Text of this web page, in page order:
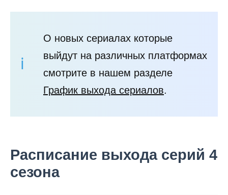
О новых сериалах которые
выйдут на различных платформах
смотрите в нашем разделе
График выхода сериалов.
Расписание выхода серий 4
сезона